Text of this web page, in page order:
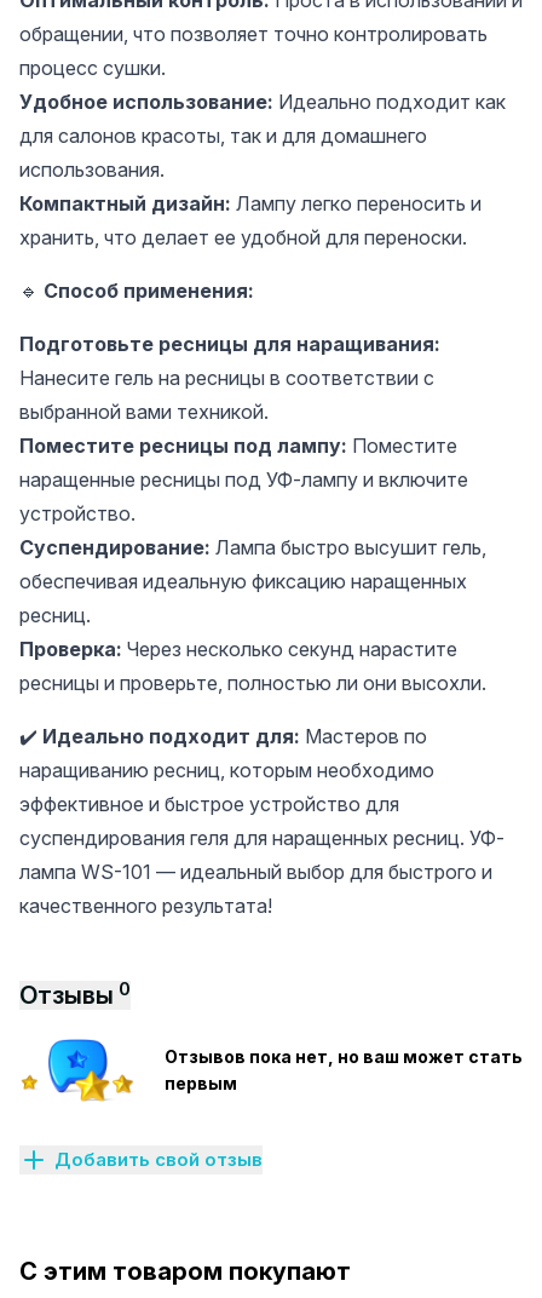
обращении, что позволяет точно контролировать
процесс сушки.
Удобное использование: Идеально подходит как
для салонов красоты, так и для домашнего
использования.
Компактный дизайн: Лампу легко переносить и
хранить, что делает ее удобной для переноски.
🔹 Способ применения:
Подготовьте ресницы для наращивания:
Нанесите гель на ресницы в соответствии с
выбранной вами техникой.
Поместите ресницы под лампу: Поместите
наращенные ресницы под УФ-лампу и включите
устройство.
Суспендирование: Лампа быстро высушит гель,
обеспечивая идеальную фиксацию наращенных
ресниц.
Проверка: Через несколько секунд нарастите
ресницы и проверьте, полностью ли они высохли.
✔️ Идеально подходит для: Мастеров по
наращиванию ресниц, которым необходимо
эффективное и быстрое устройство для
суспендирования геля для наращенных ресниц. УФ-
лампа WS-101 — идеальный выбор для быстрого и
качественного результата!
Отзывы 0
Отзывов пока нет, но ваш может стать
первым
Добавить свой отзыв
С этим товаром покупают